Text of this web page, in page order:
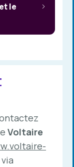
le
Voltaire
via